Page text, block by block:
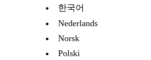
한국어
Nederlands
Norsk
Polski